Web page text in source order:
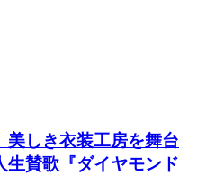
美しき衣装工房を舞台
生賛歌『ダイヤモンド